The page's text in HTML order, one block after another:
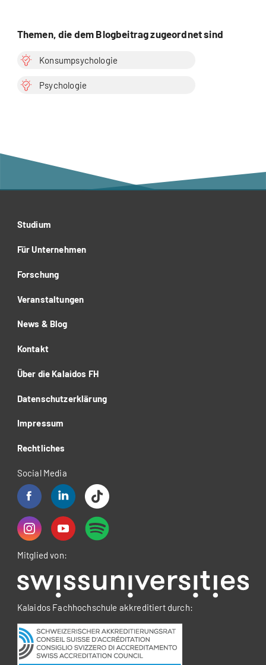
Themen, die dem Blogbeitrag zugeordnet sind
Konsumpsychologie
Psychologie
Studium
Für Unternehmen
Forschung
Veranstaltungen
News & Blog
Kontakt
Über die Kalaidos FH
Datenschutzerklärung
Impressum
Rechtliches
Social Media
Mitglied von:
Kalaidos Fachhochschule akkreditiert durch: